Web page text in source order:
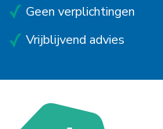
Geen verplichtingen
Vrijblijvend advies